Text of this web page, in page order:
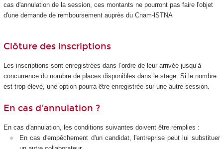
cas d'annulation de la session, ces montants ne pourront pas fairel'objet
d'une demande de remboursement auprès du Cnam-lSTNA
Clôture des inscriptions
Les inscriptions sont enregistrées dans l’ordre de leur arrivée jusqu’à
concurrence du nombre de places disponibles dans le stage. Si le nombre
est trop élevé, une option pourra être enregistrée sur une autre session.
En cas d'annulation ?
En cas d'annulation, les conditions suivantes doivent être remplies :
En cas d'empêchement d'un candidat, l'entreprise peut lui substituer